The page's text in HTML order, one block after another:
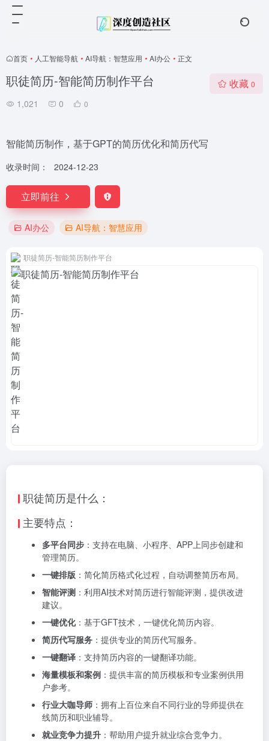
首页 • 人工智能导航 • AI导航：智慧应用 • AI办公 • 正文
职徒简历-智能简历制作平台
1,021 0 0
收藏 0
智能简历制作，基于GPT的简历优化和简历代写
收录时间： 2024-12-23
立即前往
AI办公 AI导航：智慧应用
职徒简历-智能简历制作平台
职徒简历是什么：
主要特点：
多平台同步 ：支持在电脑、小程序、APP上同步创建和
管理简历。
一键排版 ：简化简历格式化过程，自动调整简历布局。
智能评测 ：利用AI技术对简历进行智能评测，提供改进
建议。
一键优化：基于GFT技术，一键优化简历内容。
简历代写服务 ：提供专业的简历代写服务。
一键翻译 ：支持简历内容的一键翻译功能。
海量模板和案例 ：提供丰富的简历模板和专业案例供用
户参考。
行业大咖导师 ：拥有上百位来自不同行业的导师提供在
线简历和职业辅导。
就业竞争力提升 ：帮助用户提升就业综合竞争力。